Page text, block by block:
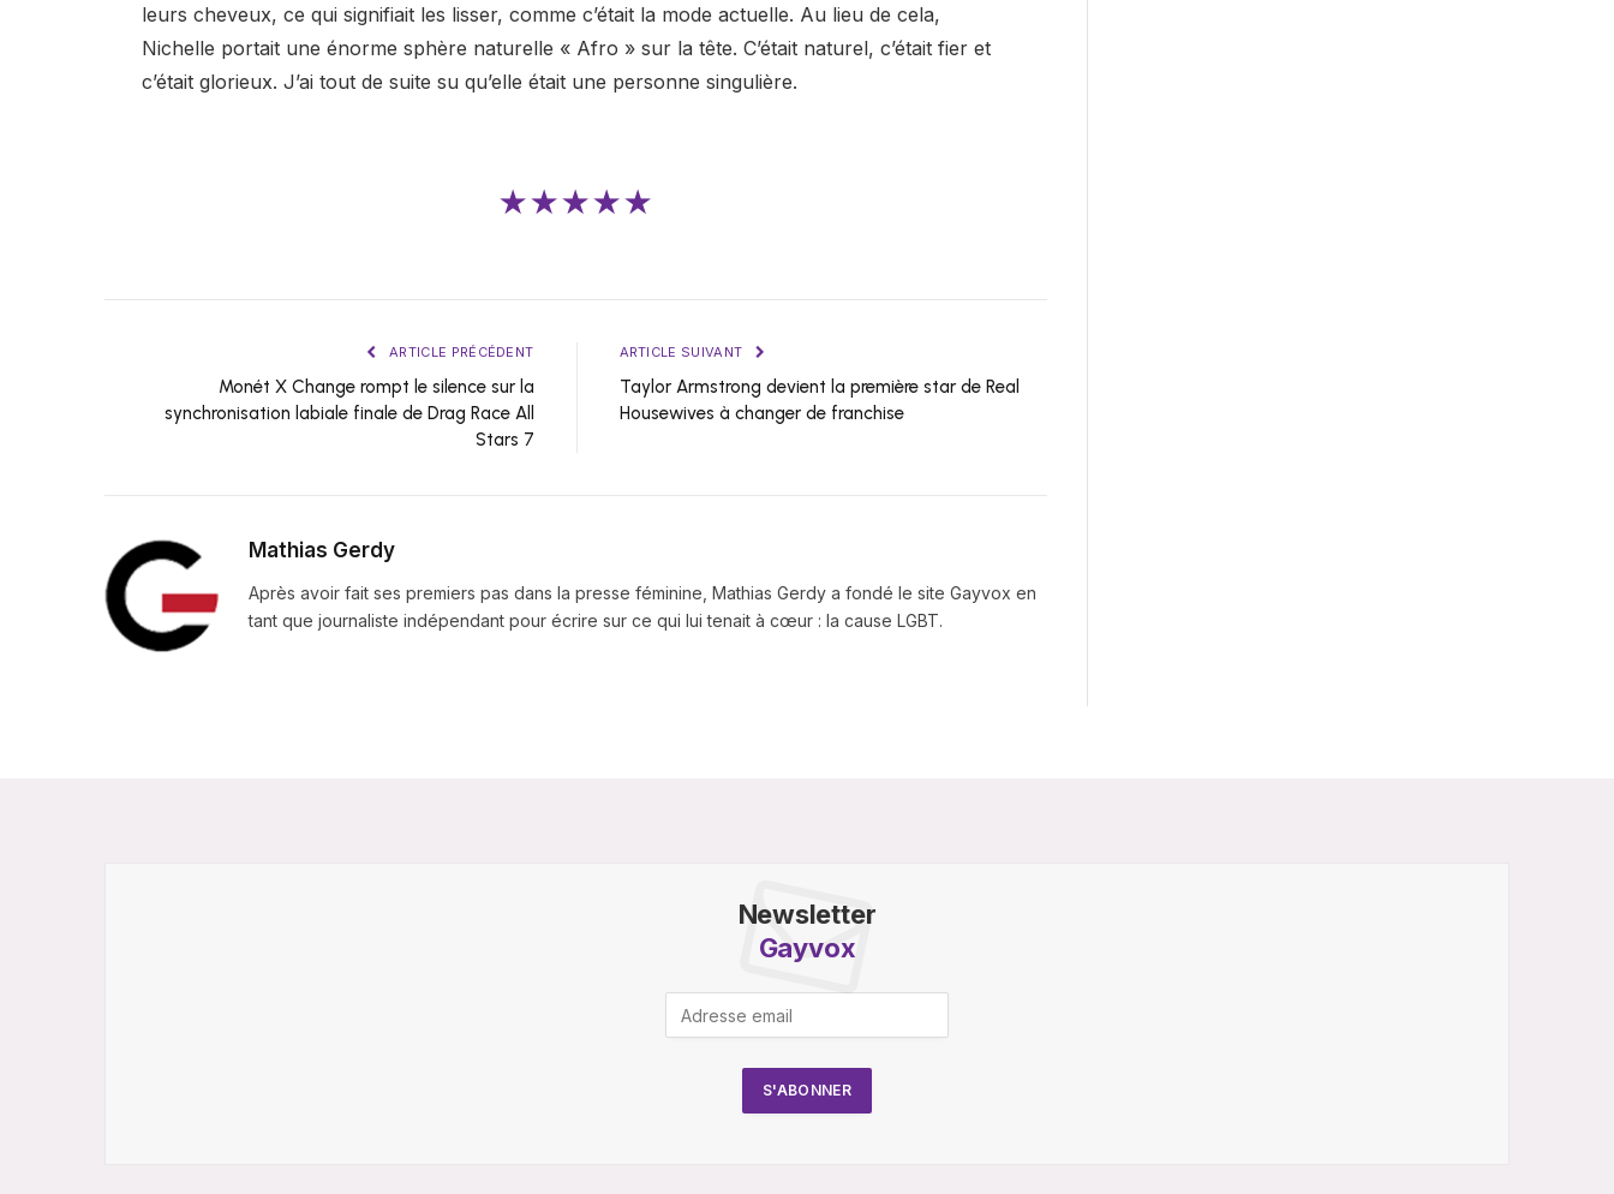
leurs cheveux, ce qui signifiait les lisser, comme c’était la mode actuelle. Au lieu de cela,
Nichelle portait une énorme sphère naturelle « Afro » sur la tête. C’était naturel, c’était fier et
c’était glorieux. J’ai tout de suite su qu’elle était une personne singulière.
★★★★★
ARTICLE PRÉCÉDENT
Monét X Change rompt le silence sur la
synchronisation labiale finale de Drag Race All
Stars 7
ARTICLE SUIVANT
Taylor Armstrong devient la première star de Real
Housewives à changer de franchise
Mathias Gerdy
Après avoir fait ses premiers pas dans la presse féminine, Mathias Gerdy a fondé le site Gayvox en
tant que journaliste indépendant pour écrire sur ce qui lui tenait à cœur : la cause LGBT.
Newsletter
Gayvox